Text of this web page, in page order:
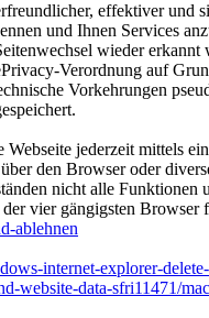
effektiver und
und Ihnen Services
wieder
Verordnung auf
Vorkehrungen
jederzeit mittels
den Browser oder
nicht alle
vier gängigsten Browser
ablehnen
internet-explorer-
website-data-sfri11471/mac